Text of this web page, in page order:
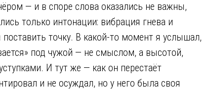
— и в споре слова оказались не важны,
только интонации: вибрация гнева и
точку. В какой-то момент я услышал,
под чужой — не смыслом, а высотой,
И тут же — как он перестаёт
и не осуждал, но у него была своя